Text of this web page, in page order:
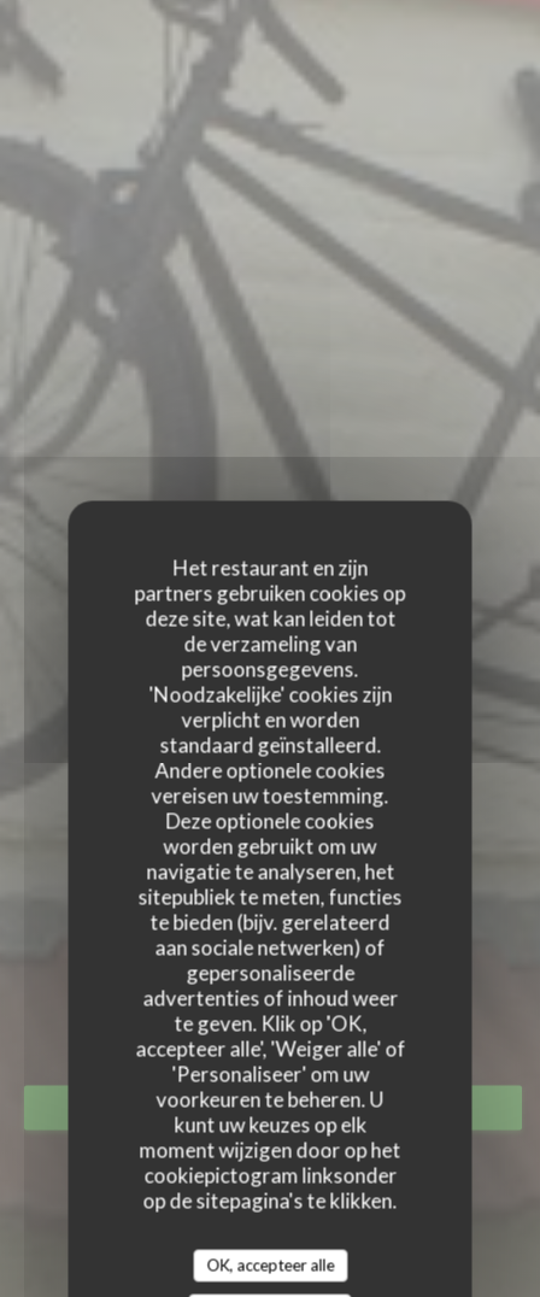
Het restaurant en zijn
partners gebruiken cookies op
deze site, wat kan leiden tot
de verzameling van
persoonsgegevens.
'Noodzakelijke' cookies zijn
verplicht en worden
standaard geïnstalleerd.
Andere optionele cookies
vereisen uw toestemming.
Deze optionele cookies
worden gebruikt om uw
navigatie te analyseren, het
sitepubliek te meten, functies
te bieden (bijv. gerelateerd
aan sociale netwerken) of
gepersonaliseerde
advertenties of inhoud weer
te geven. Klik op 'OK,
accepteer alle', 'Weiger alle' of
'Personaliseer' om uw
voorkeuren te beheren. U
kunt uw keuzes op elk
moment wijzigen door op het
cookiepictogram linksonder
op de sitepagina's te klikken.
OK, accepteer alle
LE TANDEM À SANTES
LE TANDEM À SANTES
RESTAURANT|SANTES
RESERVEER EEN TAFEL